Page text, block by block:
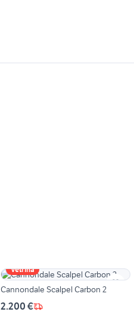
Vetrina
Cannondale Scalpel Carbon 2
2.200 €